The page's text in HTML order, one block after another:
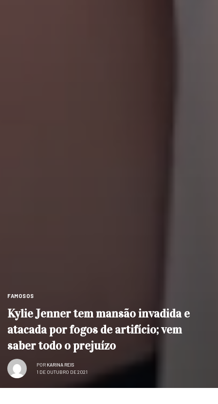
FAMOSOS
Kylie Jenner tem mansão invadida e
atacada por fogos de artifício; vem
saber todo o prejuízo
POR KARINA REIS
1 DE OUTUBRO DE 2021